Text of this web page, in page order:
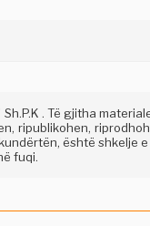
. Të gjitha
ripublikohen,
është shkelje
fuqi.